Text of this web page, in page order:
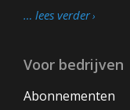
… lees verder
Voor bedrijven
Abonnementen